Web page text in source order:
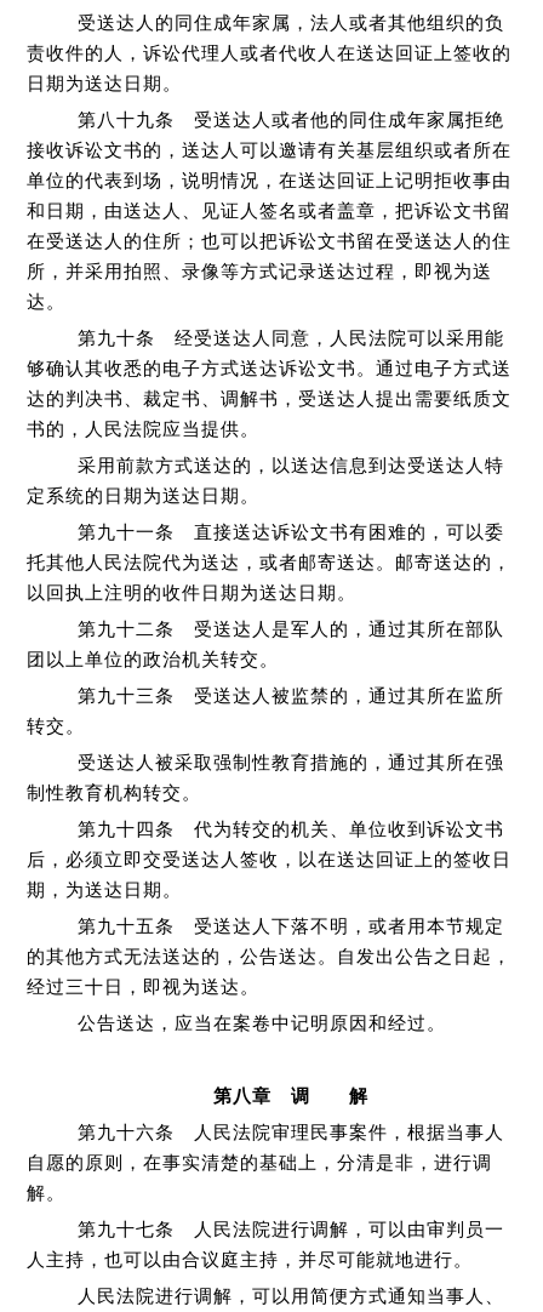
受送达人的同住成年家属，法人或者其他组织的负
责收件的人，诉讼代理人或者代收人在送达回证上签收的
日期为送达日期。
第八十九条 受送达人或者他的同住成年家属拒绝
接收诉讼文书的，送达人可以邀请有关基层组织或者所在
单位的代表到场，说明情况，在送达回证上记明拒收事由
和日期，由送达人、见证人签名或者盖章，把诉讼文书留
在受送达人的住所；也可以把诉讼文书留在受送达人的住
所，并采用拍照、录像等方式记录送达过程，即视为送
达。
第九十条 经受送达人同意，人民法院可以采用能
够确认其收悉的电子方式送达诉讼文书。通过电子方式送
达的判决书、裁定书、调解书，受送达人提出需要纸质文
书的，人民法院应当提供。
采用前款方式送达的，以送达信息到达受送达人特
定系统的日期为送达日期。
第九十一条 直接送达诉讼文书有困难的，可以委
托其他人民法院代为送达，或者邮寄送达。邮寄送达的，
以回执上注明的收件日期为送达日期。
第九十二条 受送达人是军人的，通过其所在部队
团以上单位的政治机关转交。
第九十三条 受送达人被监禁的，通过其所在监所
转交。
受送达人被采取强制性教育措施的，通过其所在强
制性教育机构转交。
第九十四条 代为转交的机关、单位收到诉讼文书
后，必须立即交受送达人签收，以在送达回证上的签收日
期，为送达日期。
第九十五条 受送达人下落不明，或者用本节规定
的其他方式无法送达的，公告送达。自发出公告之日起，
经过三十日，即视为送达。
公告送达，应当在案卷中记明原因和经过。
第八章 调 解
第九十六条 人民法院审理民事案件，根据当事人
自愿的原则，在事实清楚的基础上，分清是非，进行调
解。
第九十七条 人民法院进行调解，可以由审判员一
人主持，也可以由合议庭主持，并尽可能就地进行。
人民法院进行调解，可以用简便方式通知当事人、